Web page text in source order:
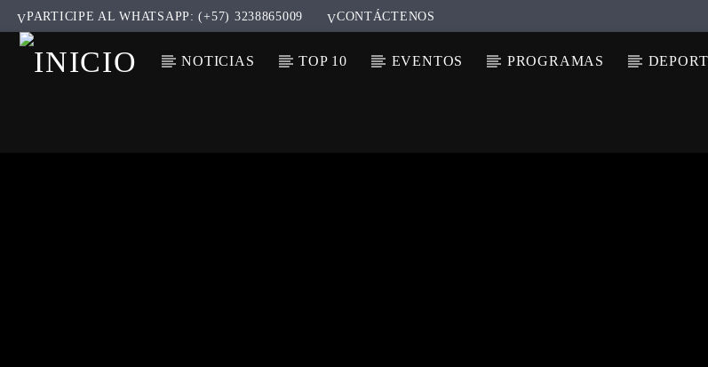
PARTICIPE AL WHATSAPP: (+57) 3238865009 CONTÁCTENOS
NOTICIAS TOP 10 EVENTOS PROGRAMAS